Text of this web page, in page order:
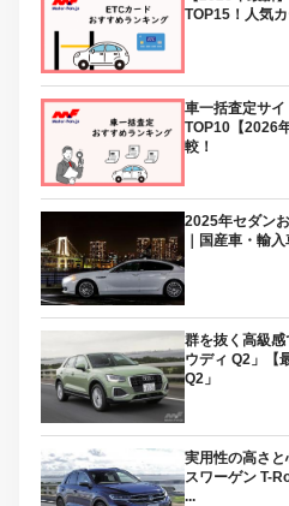
TOP15！人気
車一括査定サ
TOP10【2026
較！
2025年セダン
｜国産車・輸入
群を抜く高級
ウディ Q2」【
Q2」
実用性の高さ
スワーゲン T-
...